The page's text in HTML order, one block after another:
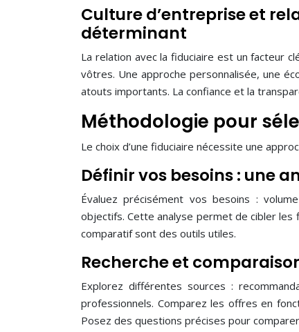
Culture d’entreprise et
déterminant
La relation avec la fiduciaire est un facteur
vôtres. Une approche personnalisée, une
atouts importants. La confiance et la
Méthodologie pour
Le choix d’une fiduciaire nécessite une
Définir vos besoins : une
Évaluez précisément vos besoins :
objectifs. Cette analyse permet de cibler
comparatif sont des outils utiles.
Recherche et
Explorez différentes sources :
professionnels. Comparez les offres en
Posez des questions précises pour